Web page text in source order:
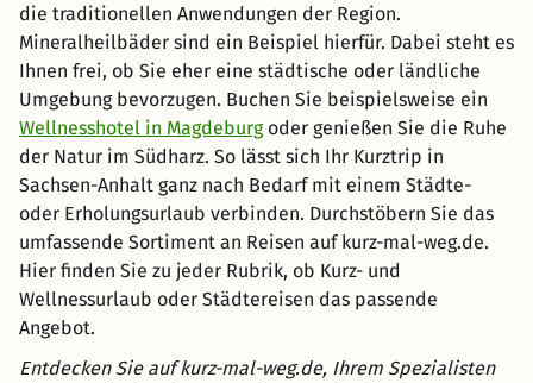
die traditionellen Anwendungen der Region.
Mineralheilbäder sind ein Beispiel hierfür. Dabei steht es
Ihnen frei, ob Sie eher eine städtische oder ländliche
Umgebung bevorzugen. Buchen Sie beispielsweise ein
Wellnesshotel in Magdeburgoder genießen Sie die Ruhe
der Natur im Südharz. So lässt sich Ihr Kurztrip in
Sachsen-Anhalt ganz nach Bedarf mit einem Städte-
oder Erholungsurlaub verbinden. Durchstöbern Sie das
umfassende Sortiment an Reisen auf kurz-mal-weg.de.
Hier finden Sie zu jeder Rubrik, ob Kurz- und
Wellnessurlaub oder Städtereisen das passende
Angebot.
Entdecken Sie auf kurz-mal-weg.de, Ihrem Spezialisten